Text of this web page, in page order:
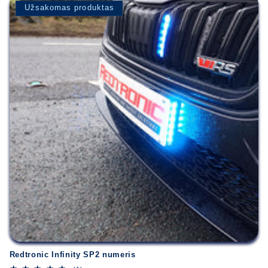
Užsakomas produktas
Redtronic Infinity SP2 numeris
Būtina prisijungti
Prisijunkite prie savo paskyros, kad
galėtumėte pridėti produktų prie pageidavimų
sąrašo ir peržiūrėti anksčiau išsaugotas
prekes.